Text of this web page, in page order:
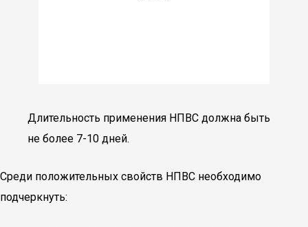
Длительность применения НПВС должна быть
не более 7-10 дней.
Среди положительных свойств НПВС необходимо
подчеркнуть: